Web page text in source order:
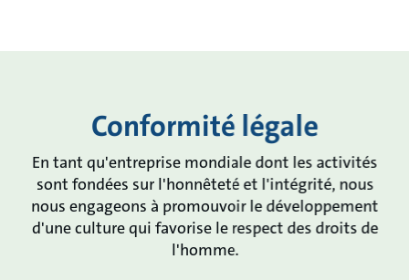
Conformité légale
En tant qu'entreprise mondiale dont les activités
sont fondées sur l'honnêteté et l'intégrité, nous
nous engageons à promouvoir le développement
d'une culture qui favorise le respect des droits de
l'homme.